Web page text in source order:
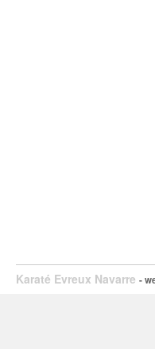
Karaté Evreux Navarre -